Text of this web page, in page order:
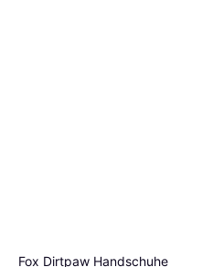
Fox Dirtpaw Handschuhe